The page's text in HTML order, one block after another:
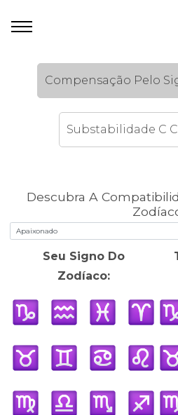
Compensação Pelo
Substabilidade C
Descubra A
Seu Signo Do
Zodíaco: